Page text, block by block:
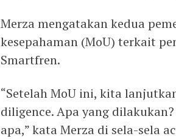
Merza mengatakan kedua
kesepahaman (MoU) terkait
Smartfren.
“Setelah MoU ini, kita
diligence. Apa yang
apa,” kata Merza di sela-sela